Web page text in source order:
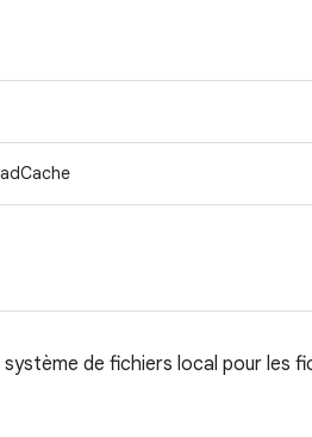
de fichiers local pour les